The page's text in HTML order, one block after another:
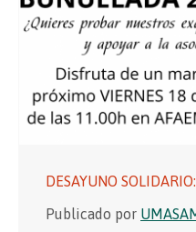
DESAYUNO
Publicado por